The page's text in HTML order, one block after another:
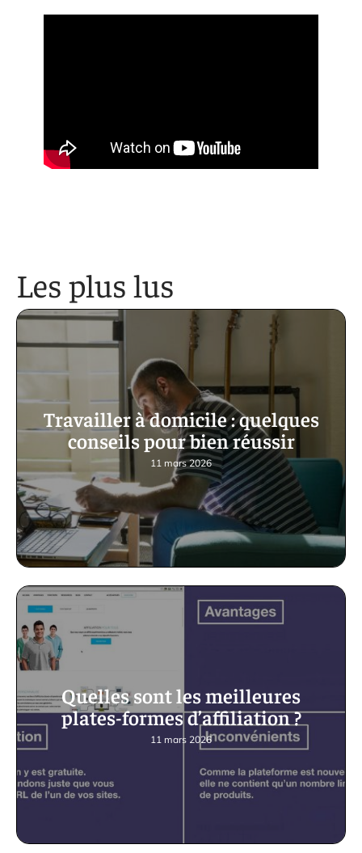
Les plus lus
Travailler à domicile : quelques
conseils pour bien réussir
11 mars 2026
Quelles sont les meilleures
plates-formes d’affiliation ?
11 mars 2026